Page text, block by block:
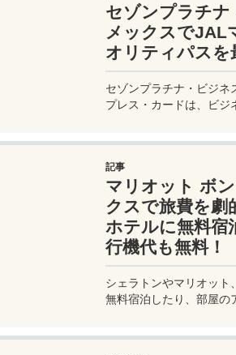
セゾンプラチナ
メックスでJAL
オリティパスを
セゾンプラチナ・ビジネ
プレス・カードは、ビジ
最適です。初年度の年会
スと実用性を兼ね備えた
たのビジネスをワンラン
記事
マリオット ボ
クスで旅費を劇
ホテルに無料宿
行機代も無料！
シェラトンやマリオット
無料宿泊したり、部屋の